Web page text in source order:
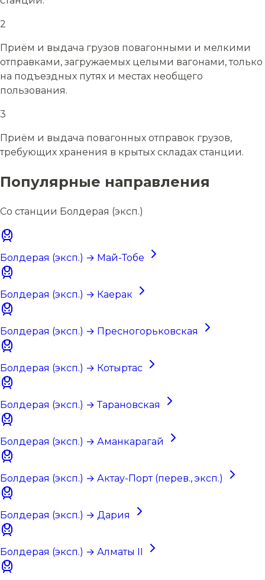
2
Приём и выдача грузов повагонными и мелкими
отправками, загружаемых целыми вагонами, только
на подъездных путях и местах необщего
пользования.
3
Приём и выдача повагонных отправок грузов,
требующих хранения в крытых складах станции.
Популярные направления
Со станции Болдерая (эксп.)
Болдерая (эксп.) → Май-Тобе
Болдерая (эксп.) → Каерак
Болдерая (эксп.) → Пресногорьковская
Болдерая (эксп.) → Котыртас
Болдерая (эксп.) → Тарановская
Болдерая (эксп.) → Аманкарагай
Болдерая (эксп.) → Актау-Порт (перев., эксп.)
Болдерая (эксп.) → Дария
Болдерая (эксп.) → Алматы II